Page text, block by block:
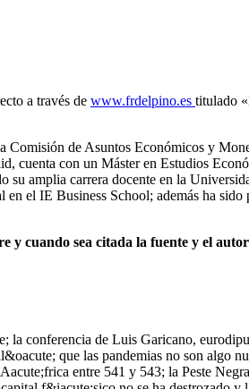
a través de www.frdelpino.es titulado
de Asuntos Económicos y
con un Máster en Estudios
amplia carrera docente en la
el IE Business School; además ha
y cuando sea citada la fuente y el
el flujo de sueldos y salarios. Por &uacute;ltimo, se congelan los pr&eacute;stamos a los negocios. Por ello, lo que hay que hacer es proteger a los trabajadores y sus ingresos, incluso estando en cuarentena y qued&aacute;ndose en casa. Segundo, hay que garantizar la liquidez de las empresas. Tercero, hay que apoyar al sistema financiero para que no se hunda. Son las acciones que se han estado tomando estos meses. Los sectores en los que el empleo se ve m&aacute;s afectado son construcci&oacute;n, hosteler&iacute;a, arte y cultura. En los servicios, el efecto sobre el empleo es menor. Y en las industrias primarias y los sectores que pueden funcionar con teletrabajo es todav&iacute;a m&aacute;s peque&ntilde;o. La crisis tiene impactos muy diferentes en los pa&iacute;ses dependiendo de cu&aacute;l sea la estructura econ&oacute;mica de cada uno de ellos. En Espa&ntilde;a, el 70% de los trabajos no se pueden realizar desde casa, debido al peso del comercio, el transporte, los hoteles y el turismo. Un pa&iacute;s que tiene muchos empleos de ese tipo es un pa&iacute;s que sufre m&aacute;s. Espa&ntilde;a, por ello, es el tercer pa&iacute;s m&aacute;s vulnerable. Los empleos que m&aacute;s se conservan son los de mayores ingresos. De los de m&aacute;s bajos no se conserva casi ninguno. Por eso, la tasa de desempleo es m&aacute;s alta en los tramos de salarios bajos que en los altos. Para proteger a las personas se han adoptado medidas relacionadas con el mercado laboral como las bajas por enfermedad, la ampliaci&oacute;n del seguro de desempleo, los subsidios salariales, las medidas de protecci&oacute;n del empleo, como los ERTEs y los minijobs, porque se pretende que se mantenga el v&iacute;nculo entre trabajador y empresa. As&iacute; se reducen los despidos y se permite que la relaci&oacute;n laboral contin&uacute;e, pero con el